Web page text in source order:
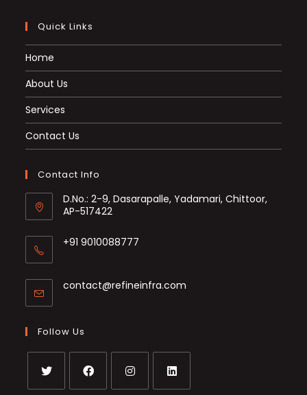
Quick Links
Home
About Us
Services
Contact Us
Contact Info
D.No.: 2-9, Dasarapalle, Yadamari, Chittoor,
AP-517422
+91 9010088777
your
contact@refineinfra.com
Follow Us